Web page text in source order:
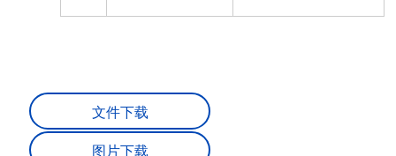
文件下载
图片下载